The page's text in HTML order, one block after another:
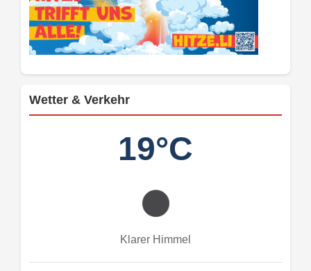
Wetter & Verkehr
19°C
Klarer Himmel